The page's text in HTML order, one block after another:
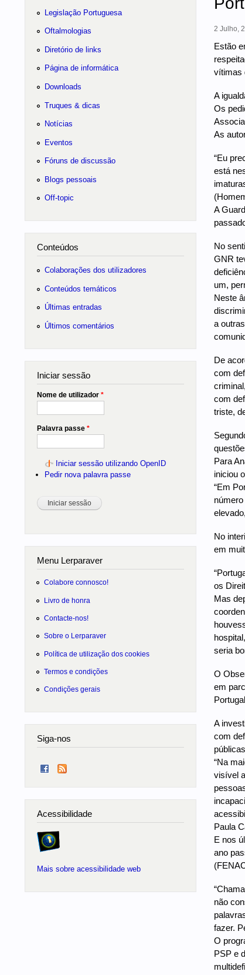
2 Julho,
Estão
vítimas
A
Os
As
“Eu
está
A
No
GNR
um,
Neste
a
De
com
com
triste,
Para
iniciou
“Em
No
em
os
Mas
seria
O
em
A
com
“Na
visível
Paula
E nos
ano
não
fazer.
O
PSP e
Legislação Portuguesa
Oftalmologias
Diretório de links
Página de informática
Downloads
Truques & dicas
Notícias
Eventos
Fóruns de discussão
Blogs pessoais
Off-topic
Conteúdos
Colaborações dos utilizadores
Conteúdos temáticos
Últimas entradas
Últimos comentários
Iniciar sessão
Nome de utilizador *
Palavra passe *
Iniciar sessão utilizando OpenID
Pedir nova palavra passe
Menu Lerparaver
Colabore connosco!
Livro de honra
Contacte-nos!
Sobre o Lerparaver
Política de utilização dos cookies
Termos e condições
Condições gerais
Siga-nos
Acessibilidade
Mais sobre acessibilidade web